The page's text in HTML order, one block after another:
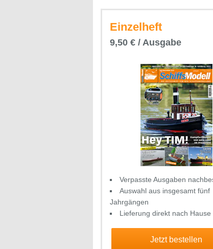
Einzelheft
9,50 € / Ausgabe
Verpasste Ausgaben
Auswahl aus insgesamt fünf
Jahrgängen
Lieferung direkt nach Hause
Jetzt bestellen